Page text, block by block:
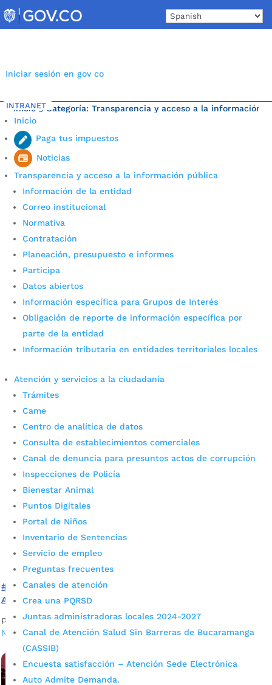
to
content
Iniciar sesión en gov co
INTRANET
Inicio
Paga tus impuestos
Noticias
Transparencia y acceso a la información pública
Información de la entidad
Correo institucional
Normativa
Contratación
Planeación, presupuesto e informes
Participa
Datos abiertos
Información específica para Grupos de Interés
Obligación de reporte de información específica por
parte de la entidad
Información tributaria en entidades territoriales locales
Atención y servicios a la ciudadanía
Trámites
Came
Centro de analítica de datos
Consulta de establecimientos comerciales
Canal de denuncia para presuntos actos de corrupción
Inspecciones de Policía
Bienestar Animal
Puntos Digitales
Portal de Niños
Inventario de Sentencias
Servicio de empleo
Preguntas frecuentes
Canales de atención
Crea una PQRSD
Juntas administradoras locales 2024-2027
Canal de Atención Salud Sin Barreras de Bucaramanga
(CASSIB)
Encuesta satisfacción – Atención Sede Electrónica
Auto Admite Demanda.
Inicio 5 Categoría: Transparencia y acceso a la información
Última noticia.
Balance general de la jornada
de protesta en Bucaramanga
jornada de protesta en Bucaramanga La Alcaldía de
Bucaramanga, a través del Observatorio de Seguridad,
Convivencia y Acceso a la Justicia...
leer más
#GobernarEsHacer ¡Ahora! – Informativo N°2 de la
Alcaldía de Bucaramanga
por Alcaldía de Bucaramanga |Feb 28, 2020|Informativos
Noticias